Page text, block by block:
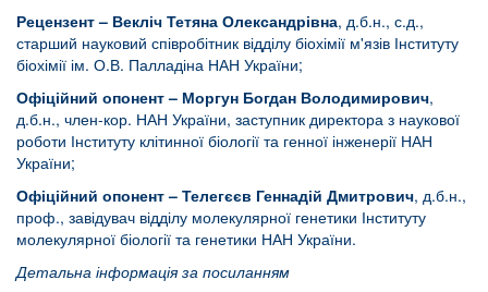
Рецензент – Векліч Тетяна Олександрівна, д.б.н., с.д.,
старший науковий співробітник відділу біохімії м'язів Інституту
біохімії ім. О.В. Палладіна НАН України;
Офіційний опонент – Моргун Богдан Володимирович,
д.б.н., член-кор. НАН України, заступник директора з наукової
роботи Інституту клітинної біології та генної інженерії НАН
України;
Офіційний опонент – Телегєєв Геннадій Дмитрович, д.б.н.,
проф., завідувач відділу молекулярної генетики Інституту
молекулярної біології та генетики НАН України.
Детальна інформація за посиланням